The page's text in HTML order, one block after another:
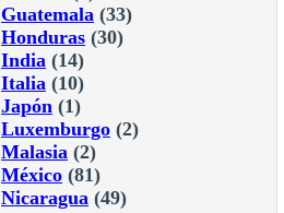
Guatemala (33)
Honduras (30)
India (14)
Italia (10)
Japón (1)
Luxemburgo (2)
Malasia (2)
México (81)
Nicaragua (49)